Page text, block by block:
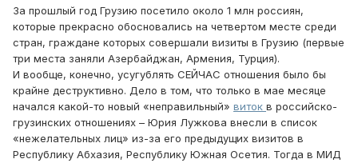
За прошлый год Грузию посетило около 1 млн россиян,
которые прекрасно обосновались на четвертом месте среди
стран, граждане которых совершали визиты в Грузию (первые
три места заняли Азербайджан, Армения, Турция).
И вообще, конечно, усугублять СЕЙЧАС отношения было бы
крайне деструктивно. Дело в том, что только в мае месяце
начался какой-то новый «неправильный» виток в российско-
грузинских отношениях – Юрия Лужкова внесли в список
«нежелательных лиц» из-за его предыдущих визитов в
Республику Абхазия, Республику Южная Осетия. Тогда в МИД